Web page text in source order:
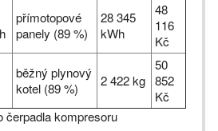
přímotopové
panely (89 %)
28 345
kWh
48
116
Kč
běžný plynový
kotel (89 %)
2 422 kg
50
852
Kč
čerpadla kompresoru